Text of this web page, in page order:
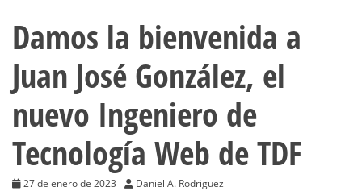
Damos la bienvenida a
Juan José González, el
nuevo Ingeniero de
Tecnología Web de TDF
27 de enero de 2023 Daniel A. Rodriguez